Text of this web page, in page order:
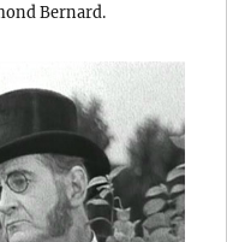
Bernard.